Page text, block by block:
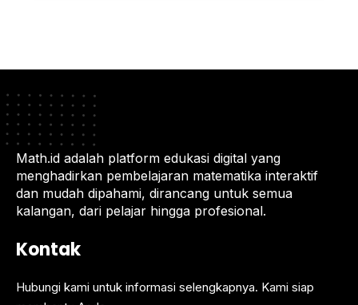
Math.id adalah platform edukasi digital yang
menghadirkan pembelajaran matematika interaktif
dan mudah dipahami, dirancang untuk semua
kalangan, dari pelajar hingga profesional.
Kontak
Hubungi kami untuk informasi selengkapnya. Kami siap